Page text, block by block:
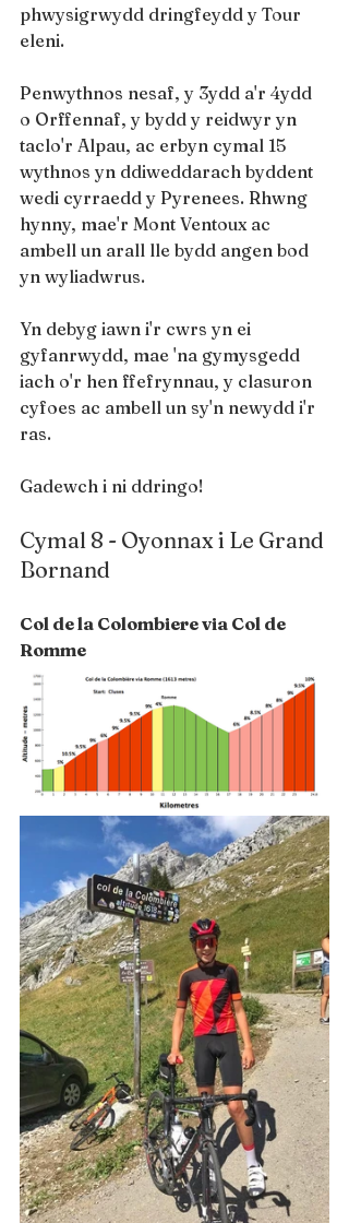
phwysigrwydd dringfeydd y Tour
eleni.
Penwythnos nesaf, y 3ydd a'r 4ydd
o Orffennaf, y bydd y reidwyr yn
taclo'r Alpau, ac erbyn cymal 15
wythnos yn ddiweddarach byddent
wedi cyrraedd y Pyrenees. Rhwng
hynny, mae'r Mont Ventoux ac
ambell un arall lle bydd angen bod
yn wyliadwrus.
Yn debyg iawn i'r cwrs yn ei
gyfanrwydd, mae 'na gymysgedd
iach o'r hen ffefrynnau, y clasuron
cyfoes ac ambell un sy'n newydd i'r
ras.
Gadewch i ni ddringo!
Cymal 8 - Oyonnax i Le Grand
Bornand
Col de la Colombiere via Col de
Romme